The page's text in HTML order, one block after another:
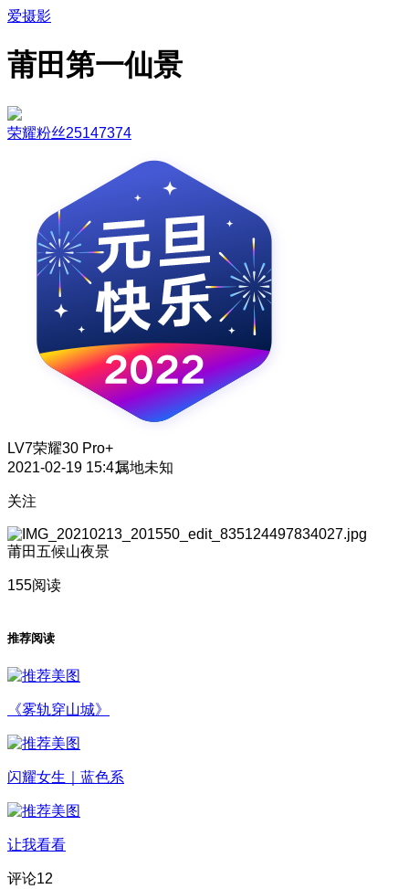
爱摄影
莆田第一仙景
荣耀粉丝25147374
LV7荣耀30 Pro+
2021-02-19 15:41属地未知
关注
莆田五候山夜景
155阅读
推荐阅读
《雾轨穿山城》
闪耀女生｜蓝色系
让我看看
评论12